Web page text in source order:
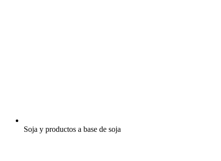
Soja y productos a base de soja